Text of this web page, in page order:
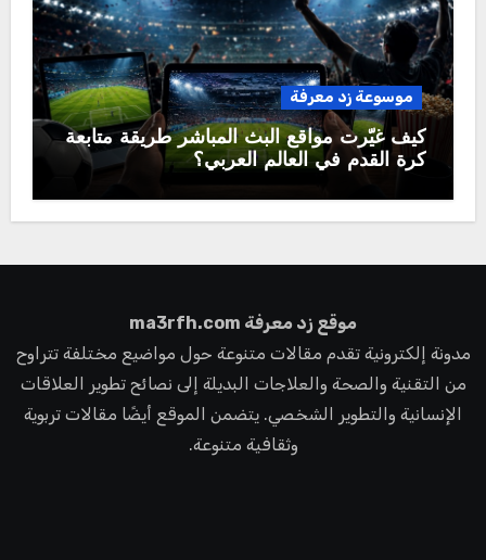
موسوعة زد معرفة
كيف غيّرت مواقع البث المباشر طريقة متابعة
كرة القدم في العالم العربي؟
موقع زد معرفة ma3rfh.com
مدونة إلكترونية تقدم مقالات متنوعة حول مواضيع مختلفة تتراوح
من التقنية والصحة والعلاجات البديلة إلى نصائح تطوير العلاقات
الإنسانية والتطوير الشخصي. يتضمن الموقع أيضًا مقالات تربوية
وثقافية متنوعة.